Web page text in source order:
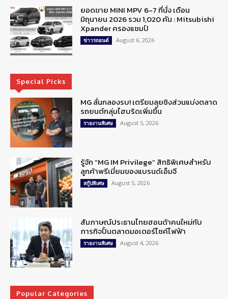
ยอดขาย MINI MPV 6-7 ที่นั่ง เดือน
มิถุนายน 2026 รวม 1,020 คัน : Mitsubishi
Xpander ครองแชมป์
ข่าวรถยนต์ August 6, 2026
Special Picks
MG ลั่นกลองรบ! เตรียมลุยชิงส่วนแบ่งตลาด
รถยนต์กลุ่มไฮบริดเพิ่มขึ้น
รายงานพิเศษ August 5, 2026
รู้จัก “MG IM Privilege” สิทธิพิเศษสำหรับ
ลูกค้าพรีเมี่ยมของแบรนด์เอ็มจี
สกู๊ปพิเศษ August 5, 2026
สัมภาษณ์ประธานไทยฮอนด้าคนใหม่กับ
ภารกิจปั้นตลาดมอเตอร์ไซค์ไฟฟ้า
รายงานพิเศษ August 4, 2026
Popular Categories